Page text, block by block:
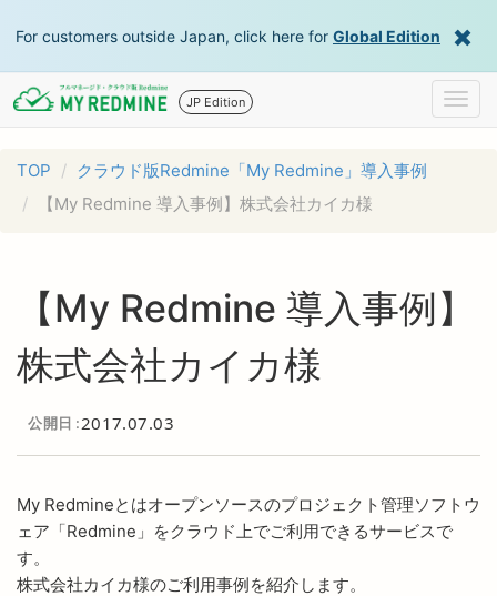
For customers outside Japan, click here for Global Edition
JP Edition
TOP
クラウド版Redmine「My Redmine」導入事例
【My Redmine 導入事例】株式会社カイカ様
【My Redmine 導入事例】
株式会社カイカ様
公開日 2017.07.03
My Redmineとはオープンソースのプロジェクト管理ソフトウ
ェア「Redmine」をクラウド上でご利用できるサービスで
す。
株式会社カイカ様のご利用事例を紹介します。